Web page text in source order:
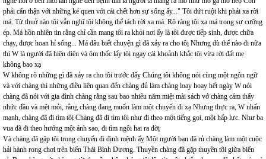
phải cẩn thận với những kẻ quen với cái chết hơn sự sống ấy..." Tôi đứt ruột khi phải xa rời
má. Từ thuở nào tôi vẫn nghĩ tôi không thể tách rời xa má. Rõ ràng tôi xa má trong sự cưỡng
ép. Má hồn nhiên tin rằng chỉ cần mang tôi ra khỏi nơi ấy là tôi được tiếp sinh, được chữa
chạy, được hoan hỉ sống... Má đâu biết chuyện gì đã xảy ra cho tôị Nhưng dù thế nào đi nữa
thì W là người đã hiện diện và ôm thốc lấy tôi ngay cái khoảnh khắc tôi vừa rời đất mẹ
không bao xạ
W không rõ những gì đã xảy ra cho tôi trước đấỵ Chúng tôi không nói cùng một ngôn ngữ
và với chàng thì những điều liên quan đến chàng đủ làm chàng loay hoay hết ngàỵ W nói
chàng đã nói với gia đình chàng rằng sau bao nhiêu năm miệt mài sách vở chàng cảm thấy
nhức đầu và mệt mỏi, rằng chàng đang muốn làm một chuyến đi xạ Nhưng thực ra, W nhấn
mạnh, chàng đã đi tìm tôị Chàng đã đi tìm tôi như đi theo một tiếng gọi, một hấp lực. Như ba
vua đã đi theo hướng một ánh sao, đi tìm ngôi hai ra đờị
Và chàng đã gặp tôi trong chuyến đi định mệnh ấỵ Một người bạn đã rủ chàng làm một cuộc
hải hành rong chơi trên biển Thái Bình Dương. Thuyền chàng đã gặp thuyền tôi giữa biển